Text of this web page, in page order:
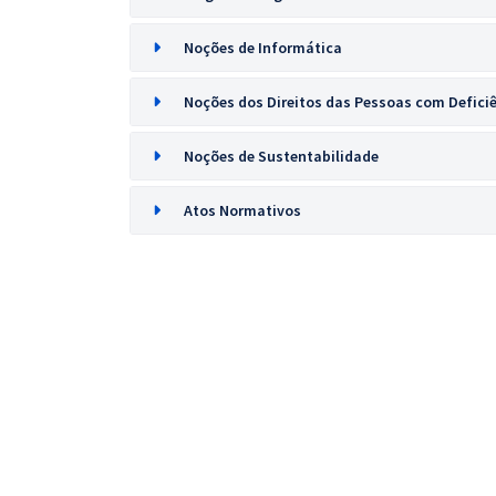
Noções de Informática
Noções dos Direitos das Pessoas com
Noções de Sustentabilidade
Atos Normativos